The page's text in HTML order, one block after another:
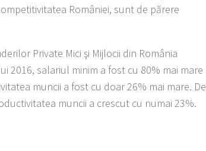
României, sunt de părere
Private Mici şi Mijlocii din România
2016, salariul minim a fost cu 80% mai mare
muncii a fost cu doar 26% mai mare. De
muncii a crescut cu numai 23%.